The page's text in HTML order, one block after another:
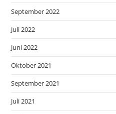
September 2022
Juli 2022
Juni 2022
Oktober 2021
September 2021
Juli 2021